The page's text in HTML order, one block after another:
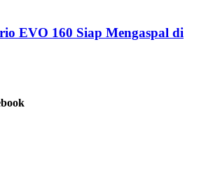
EVO 160 Siap Mengaspal di